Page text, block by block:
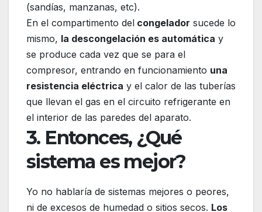
(sandías, manzanas, etc).
En el compartimento del congelador sucede lo
mismo, la descongelación es automática y
se produce cada vez que se para el
compresor, entrando en funcionamiento una
resistencia eléctrica y el calor de las tuberías
que llevan el gas en el circuito refrigerante en
el interior de las paredes del aparato.
3. Entonces, ¿Qué
sistema es mejor?
Yo no hablaría de sistemas mejores o peores,
ni de excesos de humedad o sitios secos. Los